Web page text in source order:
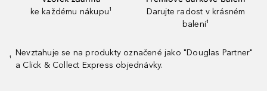
ke každému nákupu¹
Darujte radost v krásném
balení¹
¹
Nevztahuje se na produkty označené jako "Douglas Partner"
a Click & Collect Express objednávky.